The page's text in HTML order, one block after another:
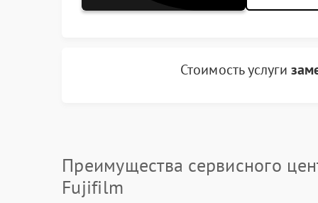
Стоимость услуги
Преимущества сервисного
Fujifilm